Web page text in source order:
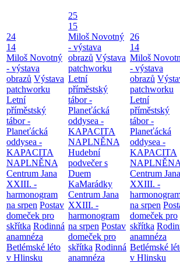
24
14
Miloš Novotný
- výstava
obrazů Výstava
patchworku
Letní
příměstský
tábor -
Planeťácká
oddysea -
KAPACITA
NAPLNĚNA
Centrum Jana
XXIII. -
harmonogram
na srpen Postav
domeček pro
skřítka Rodinná
anamnéza
Betlémské léto
v Hlinsku
25
15
Miloš Novotný
- výstava
obrazů Výstava
patchworku
Letní
příměstský
tábor -
Planeťácká
oddysea -
KAPACITA
NAPLNĚNA
Hudební
podvečer s
Duem
KaMarádky
Centrum Jana
XXIII. -
harmonogram
na srpen Postav
domeček pro
skřítka Rodinná
anamnéza
26
14
Miloš
- výstava
obrazů
patchworku
Letní
příměstský
tábor -
Planeťácká
oddysea -
KAPACITA
NAPLNĚNA
Centrum Jana
XXIII. -
na srpen
domeček pro
skřítka
anamnéza
Betlémské
v Hlinsku